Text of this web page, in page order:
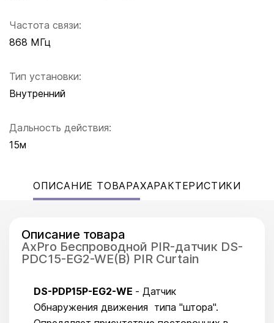
Частота связи:
868 МГц
Тип установки:
Внутренний
Дальность действия:
15м
ОПИСАНИЕ ТОВАРАХАРАКТЕРИСТИКИ
Описание товара
AxPro Бecпpoвoднoй PIR-дaтчик DS-
PDC15-EG2-WE(B) PIR Curtain
DS-PDP15P-EG2-WE - Датчик
Обнаружения движения типа "штора".